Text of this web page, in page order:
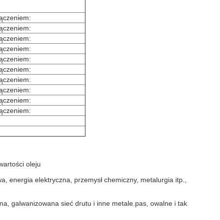
oleju
energia elektryczna, przemysł chemiczny, metalurgia itp.,
galwanizowana sieć drutu i inne metale.pas, owalne i tak